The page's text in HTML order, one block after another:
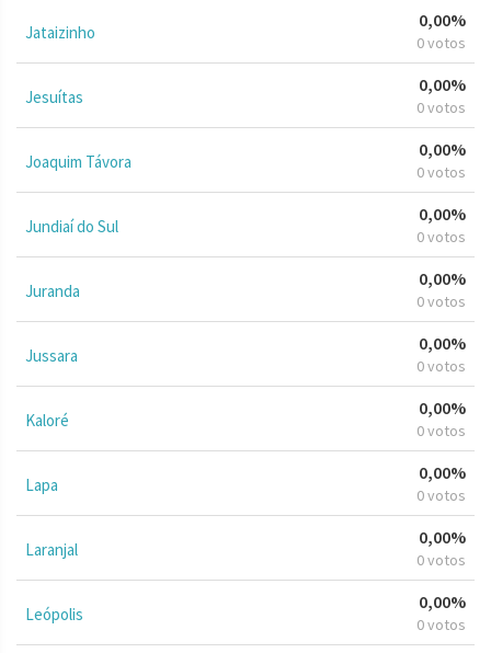
Jataizinho
0,00%
0 votos
Jesuítas
0,00%
0 votos
Joaquim Távora
0,00%
0 votos
Jundiaí do Sul
0,00%
0 votos
Juranda
0,00%
0 votos
Jussara
0,00%
0 votos
Kaloré
0,00%
0 votos
Lapa
0,00%
0 votos
Laranjal
0,00%
0 votos
Leópolis
0,00%
0 votos